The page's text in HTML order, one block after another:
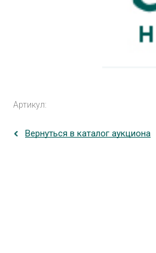
Артикул:
Вернуться в каталог аукциона